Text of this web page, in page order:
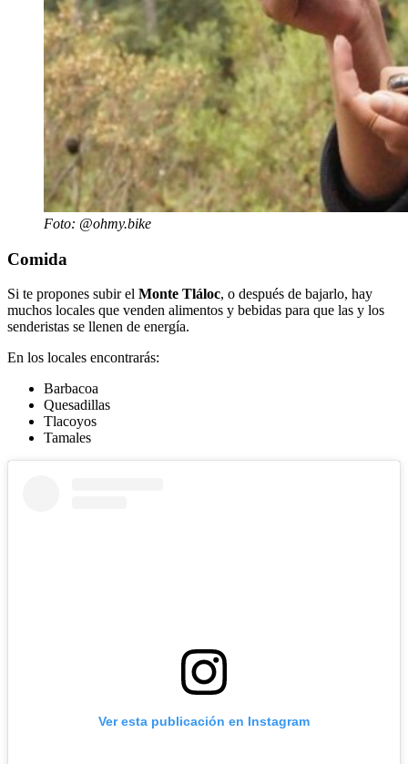
Foto: @ohmy.bike
Comida
Si te propones subir el Monte Tláloc, o después de bajarlo, hay
muchos locales que venden alimentos y bebidas para que las y los
senderistas se llenen de energía.
En los locales encontrarás:
Barbacoa
Quesadillas
Tlacoyos
Tamales
Ver esta publicación en Instagram